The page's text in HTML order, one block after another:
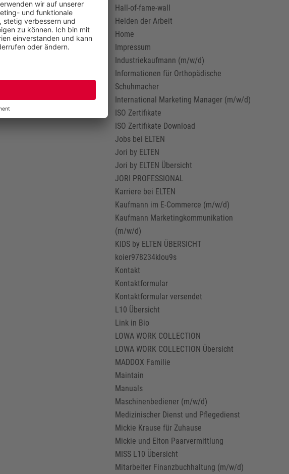
Hall-of-fame-wall
Helden der Arbeit
Home
Impressum
Industriekaufmann (m/w/d)
Informationen für Orthopädische
Schuhmacher
International Marketing Manager (m/w/d)
ISO Zertifikate
ISO Zertifikate Download
Jobs bei ELTEN
Jori by ELTEN
Jori by ELTEN Übersicht
JORI PROFESSIONAL
Karriere bei ELTEN
Kaufmann im E-Commerce (m/w/d)
Kaufmann Marketingkommunikation
(m/w/d)
KIDS by ELTEN ÜBERSICHT
koier978234klou9s
Kontakt
Kontaktformular
Kontaktformular versendet
L10 Übersicht
Link in Bio
LOWA WORK COLLECTION
LOWA WORK COLLECTION Übersicht
MADDOX Familie
Maintain
Manuals
Maschinenbediener (m/w/d)
Medizinischer Dienst und Pflegedienst
Mickie Krause für Zuhause
Mickie und Elton Paarvermittlung
MISS L10 Übersicht
Mitarbeiter Finanzbuchhaltung (m/w/d)